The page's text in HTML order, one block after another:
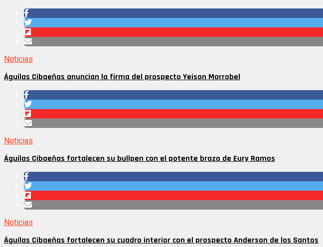
Noticias
Águilas Cibaeñas anuncian la firma del prospecto Yeison Morrobel
Noticias
Águilas Cibaeñas fortalecen su bullpen con el potente brazo de Eury Ramos
Noticias
Águilas Cibaeñas fortalecen su cuadro interior con el prospecto Anderson de los Santos